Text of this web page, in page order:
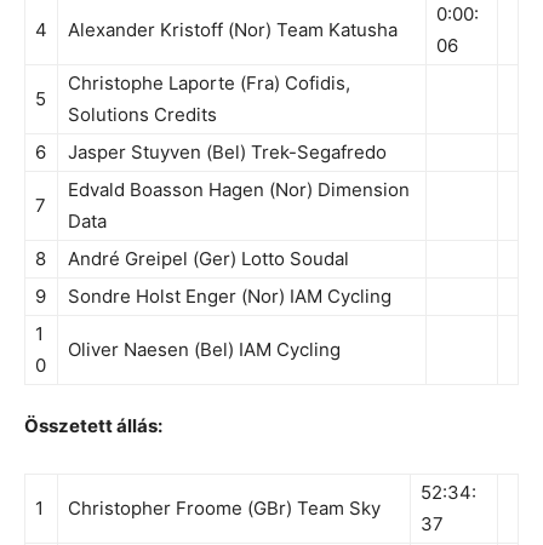
4 Alexander Kristoff (Nor) Team Katusha
0:00:
06
5
Christophe Laporte (Fra) Cofidis,
Solutions Credits
6
Jasper Stuyven (Bel) Trek-Segafredo
7
Edvald Boasson Hagen (Nor) Dimension
Data
8
André Greipel (Ger) Lotto Soudal
9
Sondre Holst Enger (Nor) IAM Cycling
1
0
Oliver Naesen (Bel) IAM Cycling
Összetett állás:
1 Christopher Froome (GBr) Team Sky
52:34:
37